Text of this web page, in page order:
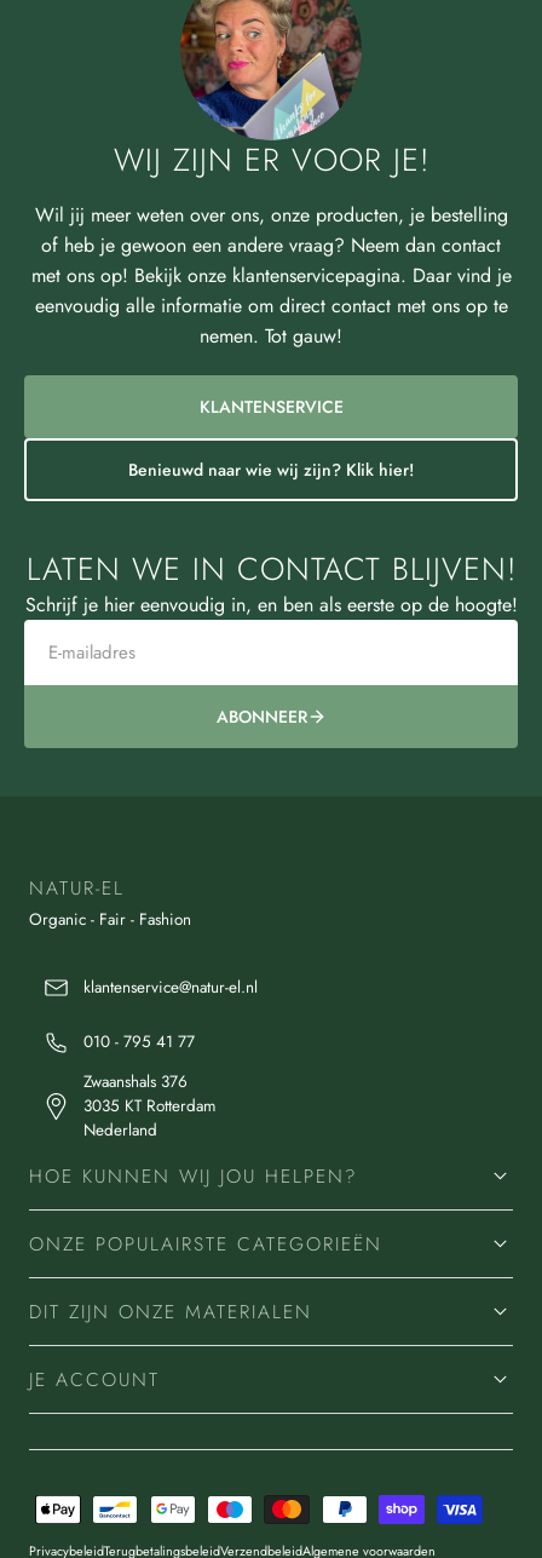
WIJ ZIJN ER VOOR JE!
Wil jij meer weten over ons, onze producten, je bestelling
of heb je gewoon een andere vraag? Neem dan contact
met ons op! Bekijk onze klantenservicepagina. Daar vind je
eenvoudig alle informatie om direct contact met ons op te
nemen. Tot gauw!
KLANTENSERVICE
Benieuwd naar wie wij zijn? Klik hier!
LATEN WE IN CONTACT BLIJVEN!
Schrijf je hier eenvoudig in, en ben als eerste op de hoogte!
ABONNEER
NATUR-EL
Organic - Fair - Fashion
klantenservice@natur-el.nl
010 - 795 41 77
Zwaanshals 376
3035 KT Rotterdam
Nederland
HOE KUNNEN WIJ JOU HELPEN?
ONZE POPULAIRSTE CATEGORIEËN
DIT ZIJN ONZE MATERIALEN
JE ACCOUNT
Betaalmethoden
PrivacybeleidTerugbetalingsbeleidVerzendbeleidAlgemene voorwaarden